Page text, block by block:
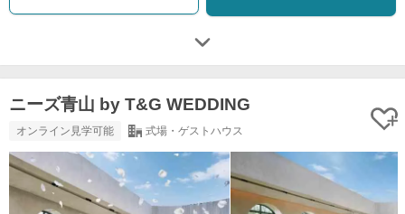
ニーズ青山 by T&G WEDDING
オンライン見学可能 式場・ゲストハウス